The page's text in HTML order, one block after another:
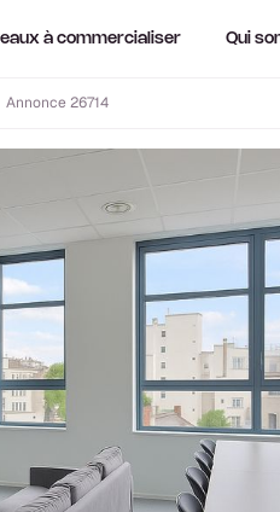
à commercialiser Qui
Annonce 26714